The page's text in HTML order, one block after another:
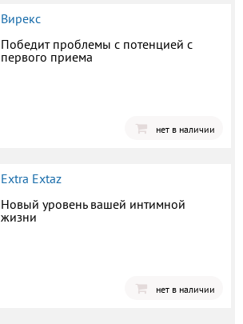
Вирекс
Победит проблемы с потенцией с
первого приема
нет в наличии
Extra Extaz
Новый уровень вашей интимной
жизни
нет в наличии